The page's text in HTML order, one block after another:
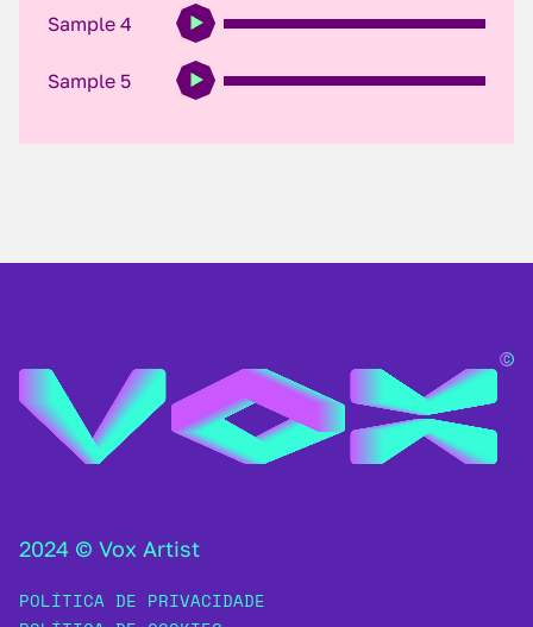
Sample 4
Sample 5
2024 © Vox Artist
POLÍTICA DE PRIVACIDADE